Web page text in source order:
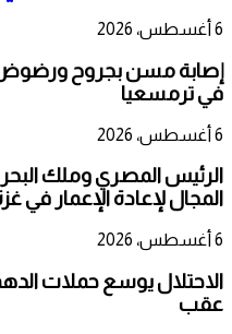
6 أغسطس، 2026
إصابة مسن بجروح ورضوض
في ترمسعيا
6 أغسطس، 2026
الرئيس المصري وملك
المجال لإعادة الإعمار في
6 أغسطس، 2026
الاحتلال يوسع حملات
عقب